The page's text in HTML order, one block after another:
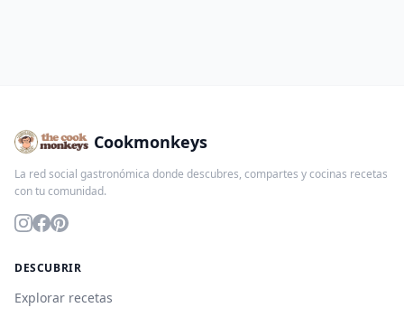
Cookmonkeys
La red social gastronómica donde descubres, compartes y cocinas recetas
con tu comunidad.
DESCUBRIR
Explorar recetas